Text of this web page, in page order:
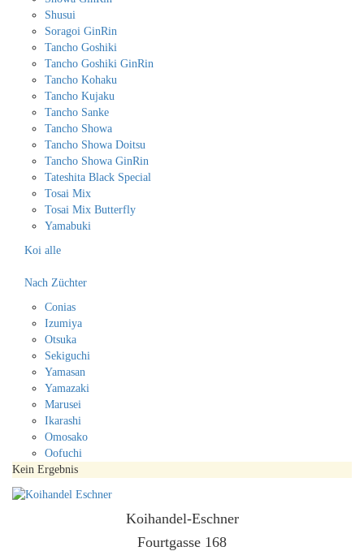
Shusui
Soragoi GinRin
Tancho Goshiki
Tancho Goshiki GinRin
Tancho Kohaku
Tancho Kujaku
Tancho Sanke
Tancho Showa
Tancho Showa Doitsu
Tancho Showa GinRin
Tateshita Black Special
Tosai Mix
Tosai Mix Butterfly
Yamabuki
Koi alle
Nach Züchter
Conias
Izumiya
Otsuka
Sekiguchi
Yamasan
Yamazaki
Marusei
Ikarashi
Omosako
Oofuchi
Kein Ergebnis
Koihandel-Eschner
Fourtgasse 168